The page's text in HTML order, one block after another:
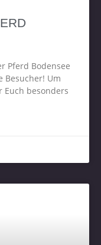
Pferd Bodensee
Um
Euch besonders